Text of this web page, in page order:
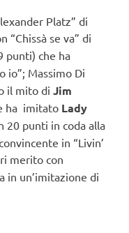
Platz” di
“Chissà se va” di
punti) che ha
io”; Massimo Di
il mito di Jim
ha imitato Lady
20 punti in coda alla
in “Livin’
merito con
in un’imitazione di